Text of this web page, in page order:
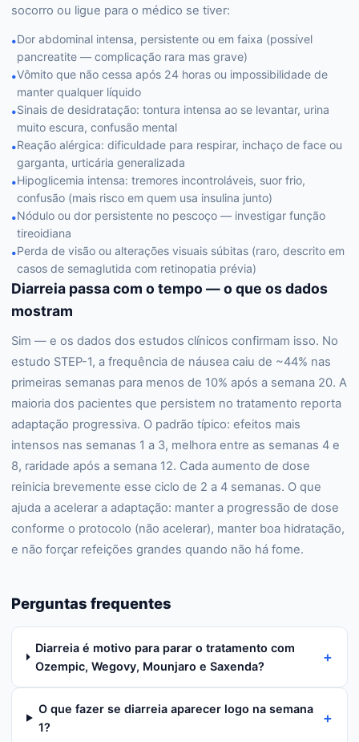
socorro ou ligue para o médico se tiver:
•Dor abdominal intensa, persistente ou em faixa (possível
pancreatite — complicação rara mas grave)
•Vômito que não cessa após 24 horas ou impossibilidade de
manter qualquer líquido
•Sinais de desidratação: tontura intensa ao se levantar, urina
muito escura, confusão mental
•Reação alérgica: dificuldade para respirar, inchaço de face ou
garganta, urticária generalizada
•Hipoglicemia intensa: tremores incontroláveis, suor frio,
confusão (mais risco em quem usa insulina junto)
•Nódulo ou dor persistente no pescoço — investigar função
tireoidiana
•Perda de visão ou alterações visuais súbitas (raro, descrito em
casos de semaglutida com retinopatia prévia)
Diarreia passa com o tempo — o que os dados
mostram
Sim — e os dados dos estudos clínicos confirmam isso. No
estudo STEP-1, a frequência de náusea caiu de ~44% nas
primeiras semanas para menos de 10% após a semana 20. A
maioria dos pacientes que persistem no tratamento reporta
adaptação progressiva. O padrão típico: efeitos mais
intensos nas semanas 1 a 3, melhora entre as semanas 4 e
8, raridade após a semana 12. Cada aumento de dose
reinicia brevemente esse ciclo de 2 a 4 semanas. O que
ajuda a acelerar a adaptação: manter a progressão de dose
conforme o protocolo (não acelerar), manter boa hidratação,
e não forçar refeições grandes quando não há fome.
Perguntas frequentes
Diarreia é motivo para parar o tratamento com
Ozempic, Wegovy, Mounjaro e Saxenda?
+
O que fazer se diarreia aparecer logo na semana
1?
+